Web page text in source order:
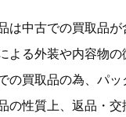
は中古での買取品が
よる外装や内容物の
の買取品の為、パ
の性質上、返品・交